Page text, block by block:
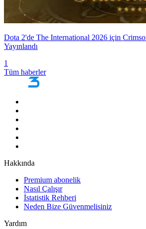
Dota 2'de The International 2026 için
Yayınlandı
1
Tüm haberler
Hakkında
Premium abonelik
Nasıl Çalışır
İstatistik Rehberi
Neden Bize Güvenmelisiniz
Yardım